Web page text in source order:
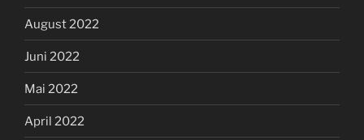
August 2022
Juni 2022
Mai 2022
April 2022